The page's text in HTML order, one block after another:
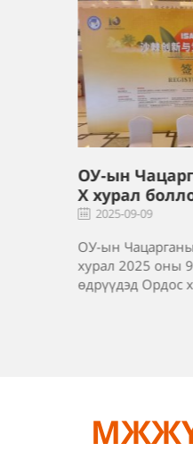
ОУ-ын
X хурал 2025
2025-03-24
Чацарганы
болно.